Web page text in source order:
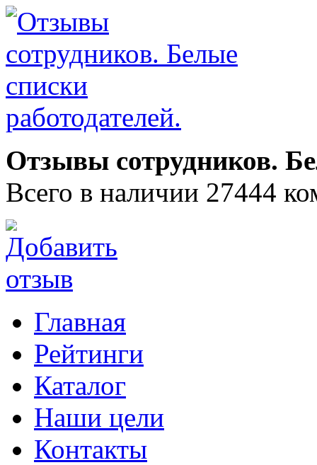
Отзывы сотрудников.
Всего в наличии 27444
Главная
Рейтинги
Каталог
Наши цели
Контакты